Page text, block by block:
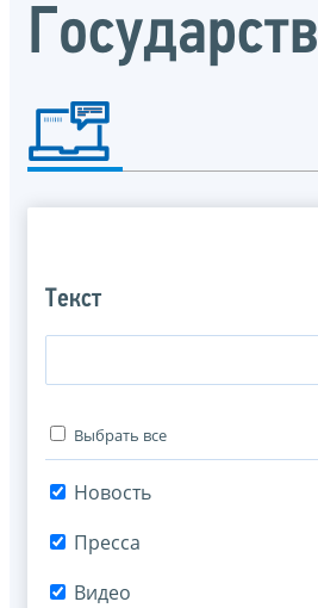
Текст
Выбрать все
Новость
Пресса
Видео